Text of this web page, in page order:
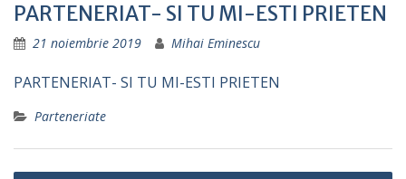
PARTENERIAT- SI TU MI-ESTI PRIETEN
21 noiembrie 2019 Mihai Eminescu
PARTENERIAT- SI TU MI-ESTI PRIETEN
Parteneriate